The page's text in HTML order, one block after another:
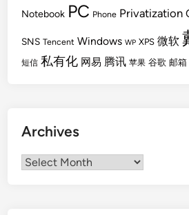
Notebook PC Phone Privatization
SNS Tencent Windows WP XPS 微软
短信 私有化 网易 腾讯 苹果 谷歌 邮箱
Archives
Archives